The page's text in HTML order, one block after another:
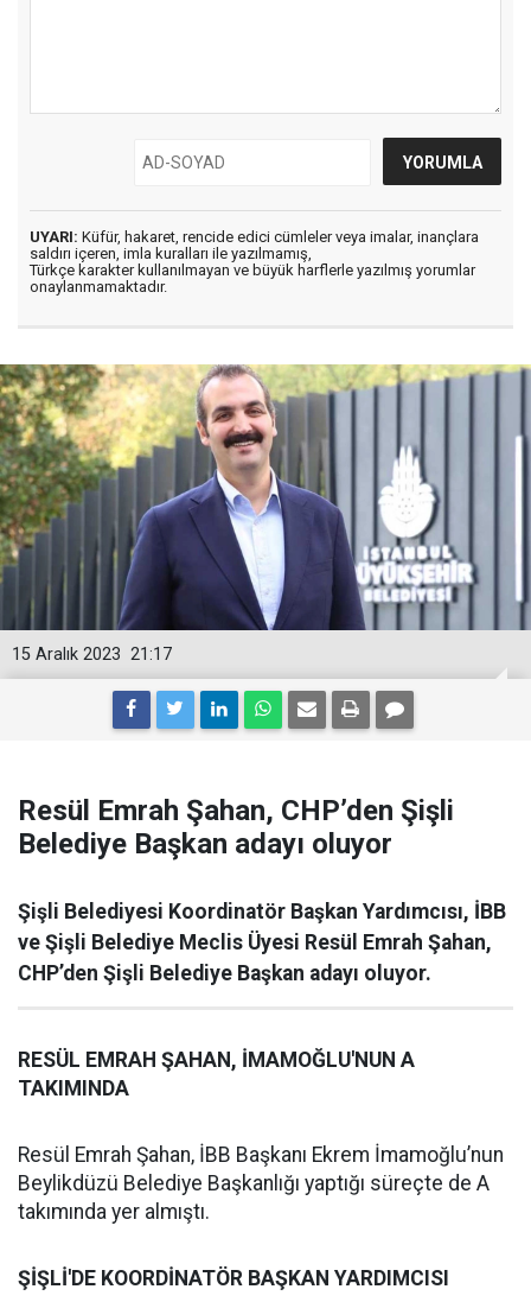
UYARI: Küfür, hakaret, rencide edici cümleler veya imalar, inançlara
saldırı içeren, imla kuralları ile yazılmamış,
Türkçe karakter kullanılmayan ve büyük harflerle yazılmış yorumlar
onaylanmamaktadır.
21:17
15 Aralık 2023
Resül Emrah Şahan, CHP’den Şişli
Belediye Başkan adayı oluyor
Şişli Belediyesi Koordinatör Başkan Yardımcısı, İBB
ve Şişli Belediye Meclis Üyesi Resül Emrah Şahan,
CHP’den Şişli Belediye Başkan adayı oluyor.
RESÜL EMRAH ŞAHAN, İMAMOĞLU'NUN A
TAKIMINDA
Resül Emrah Şahan, İBB Başkanı Ekrem İmamoğlu’nun
Beylikdüzü Belediye Başkanlığı yaptığı süreçte de A
takımında yer almıştı.
ŞİŞLİ'DE KOORDİNATÖR BAŞKAN YARDIMCISI